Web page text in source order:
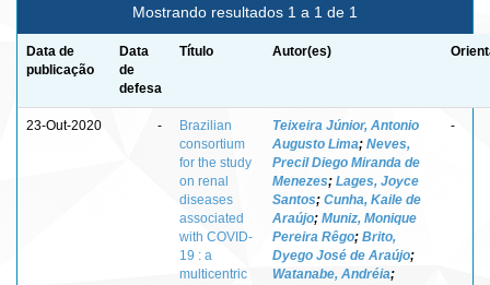
Mostrando resultados 1 a 1 de 1
Data de
publicação
Data
de
defesa
Título Autor(es)
23-Out-2020 -
Brazilian
consortium
for the study
on renal
diseases
associated
with COVID-
19 : a
multicentric
Teixeira Júnior, Antonio
Augusto Lima; Neves,
Precil Diego Miranda de
Menezes; Lages, Joyce
Santos; Cunha, Kaile de
Araújo; Muniz, Monique
Pereira Rêgo; Brito,
Dyego José de Araújo;
Watanabe, Andréia;
-